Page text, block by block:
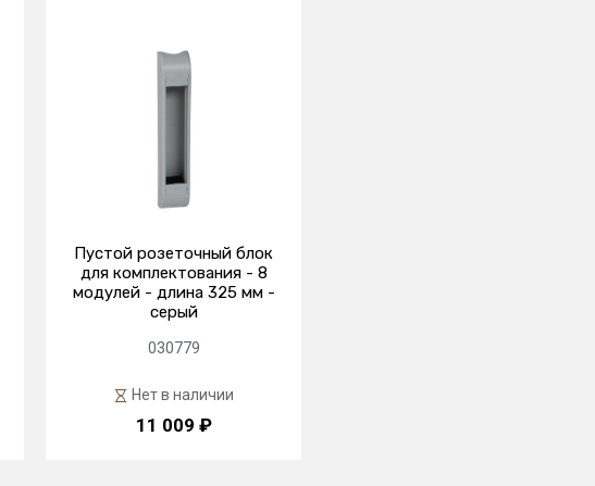
Пустой розеточный блок
для комплектования - 8
модулей - длина 325 мм -
серый
030779
Нет в наличии
11 009 ₽